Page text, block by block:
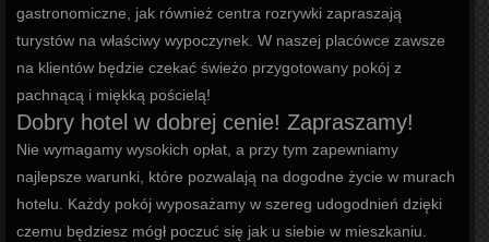
gastronomiczne, jak również centra rozrywki zapraszają
turystów na właściwy wypoczynek. W naszej placówce zawsze
na klientów będzie czekać świeżo przygotowany pokój z
pachnącą i miękką pościelą!
Dobry hotel w dobrej cenie! Zapraszamy!
Nie wymagamy wysokich opłat, a przy tym zapewniamy
najlepsze warunki, które pozwalają na dogodne życie w murach
hotelu. Każdy pokój wyposażamy w szereg udogodnień dzięki
czemu będziesz mógł poczuć się jak u siebie w mieszkaniu.